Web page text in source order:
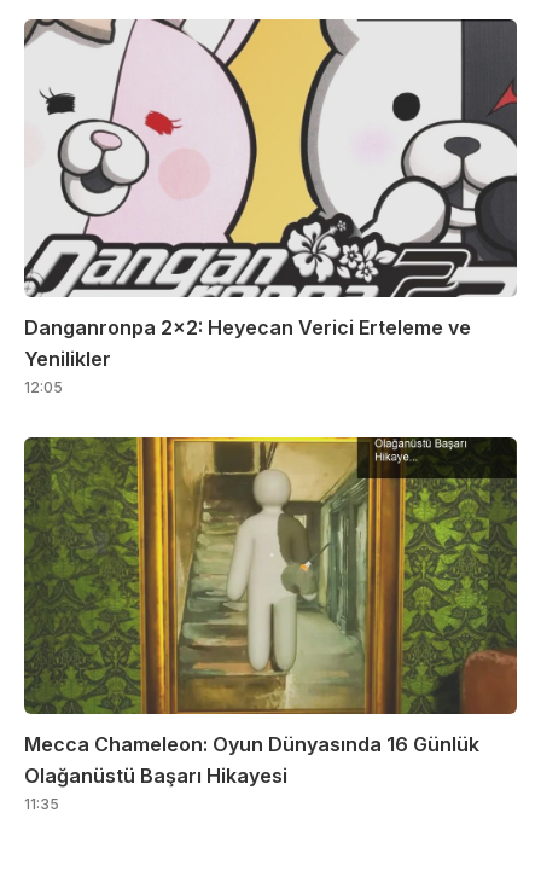
Danganronpa 2×2: Heyecan Verici Erteleme ve
Yenilikler
12:05
Mecca Chameleon: Oyun Dünyasında 16 Günlük
Olağanüstü Başarı Hikayesi
11:35